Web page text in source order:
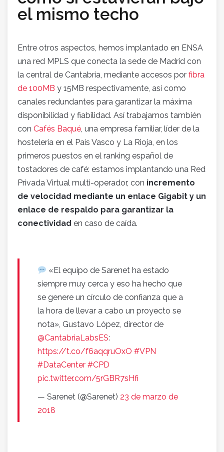
el mismo techo
Entre otros aspectos, hemos implantado en ENSA
una red MPLS que conecta la sede de Madrid con
la central de Cantabria, mediante accesos por fibra
de 100MB y 15MB respectivamente, así como
canales redundantes para garantizar la máxima
disponibilidad y fiabilidad. Así trabajamos también
con Cafés Baqué, una empresa familiar, líder de la
hostelería en el País Vasco y La Rioja, en los
primeros puestos en el ranking español de
tostadores de café: estamos implantando una Red
Privada Virtual multi-operador, con incremento
de velocidad mediante un enlace Gigabit y un
enlace de respaldo para garantizar la
conectividad en caso de caída.
«El equipo de Sarenet ha estado
siempre muy cerca y eso ha hecho que
se genere un círculo de confianza que a
la hora de llevar a cabo un proyecto se
nota», Gustavo López, director de
@CantabriaLabsES:
https://t.co/f6aqqruOxO #VPN
#DataCenter #CPD
pic.twitter.com/5rGBR7sHfi
— Sarenet (@Sarenet) 23 de marzo de
2018